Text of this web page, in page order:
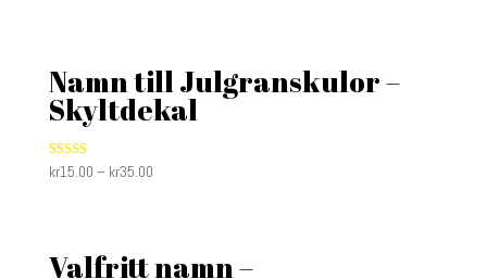
Namn till Julgranskulor –
Skyltdekal
Rated
5.00
kr15.00 – kr35.00
Valfritt namn –